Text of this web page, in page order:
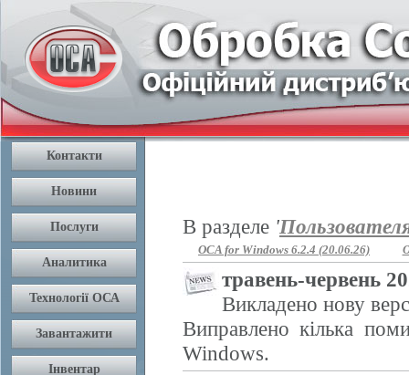
В разделе '
OCA for Windows 6.2.4 (20.06.26)
травень-червень
Викладено нову
Виправлено кілька
Windows.